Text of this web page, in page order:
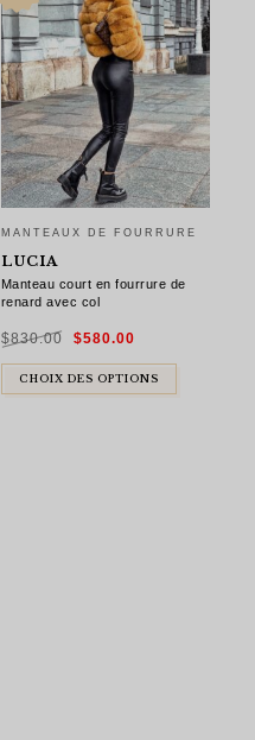
MANTEAUX DE FOURRURE
LUCIA
Manteau court en fourrure de
renard avec col
$830.00
Le
prix
était :
$830.00.
$580.00prix
est :
$580.00.
CHOIX DES OPTIONS